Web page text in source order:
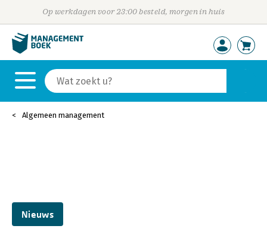
Op werkdagen voor 23:00 besteld, morgen in huis
Algemeen management
Nieuws